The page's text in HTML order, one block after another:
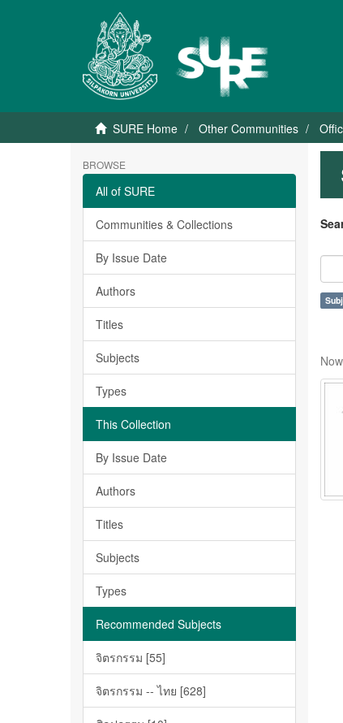
SURE Home Other Communities
BROWSE
All of SURE
Communities & Collections
By Issue Date
Authors
Titles
Subjects
Types
This Collection
By Issue Date
Authors
Titles
Subjects
Types
Recommended Subjects
จิตรกรรม [55]
จิตรกรรม -- ไทย [628]